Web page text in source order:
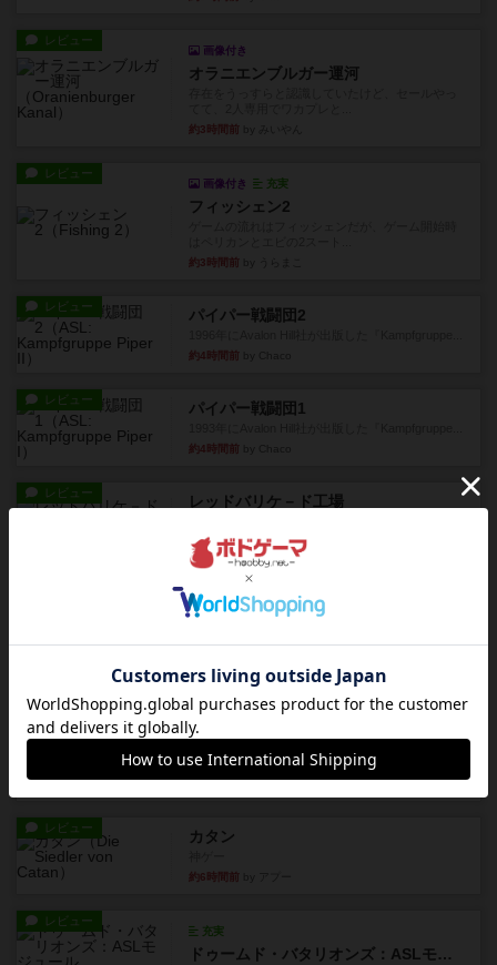
レビュー
画像付き
オラニエンブルガー運河
約3時間前
レビュー
画像付き 充実
フィッシェン2
約3時間前
レビュー パイパー戦闘団2
約4時間前
レビュー パイパー戦闘団1
約4時間前
レビュー レッドバリケ－ド工場
約4時間前by Chaco
充実
オラニエンブルガー運河
約4時間前by おっちょこちょい
レビュー ゴットファイブ！
るゲーム。相手の手札/場...
約6時間前by daisdice
レビュー カタン
約6時間前
レビュー
充実
ドゥームド・バタリオンズ：ASLモジュール11